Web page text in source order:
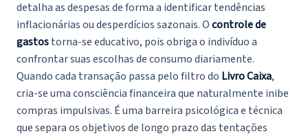
detalha as despesas de forma a identificar tendências
inflacionárias ou desperdícios sazonais. Ocontrole de
gastostorna-se educativo, pois obriga o indivíduo a
confrontar suas escolhas de consumo diariamente.
Quando cada transação passa pelo filtro do Livro Caixa,
cria-se uma consciência financeira que naturalmente inibe
compras impulsivas. É uma barreira psicológica e técnica
que separa os objetivos de longo prazo das tentações